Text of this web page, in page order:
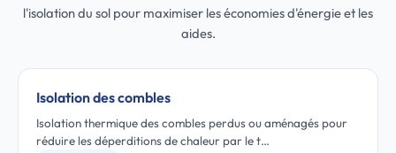
l'isolation du sol pour maximiser les économies d'énergie et les
aides.
Isolation des combles
Isolation thermique des combles perdus ou aménagés pour
réduire les déperditions de chaleur par le t…